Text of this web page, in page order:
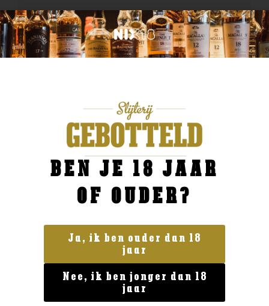
Geen categorie
BEN JE 18 JAAR
OF OUDER?
Ja, ik ben ouder dan 18
jaar
Nee, ik ben jonger dan 18
jaar